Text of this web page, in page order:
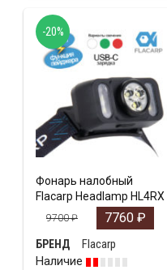
Фонарь налобный
Flacarp Headlamp HL4RX
9700₽ 7760 ₽
БРЕНД
Flacarp
Наличие
-20%